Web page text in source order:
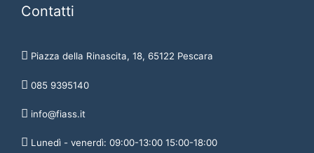
Contatti
Piazza della Rinascita, 18, 65122 Pescara
085 9395140
info@fiass.it
Lunedì - venerdì: 09:00-13:00 15:00-18:00